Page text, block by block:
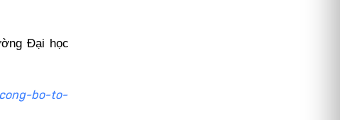
Đại học
bo-to-